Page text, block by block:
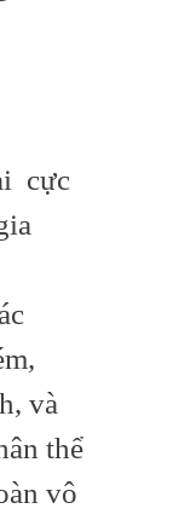
cực
và
thể
vô